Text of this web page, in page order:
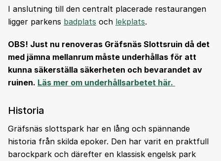
I anslutning till den centralt placerade restaurangen
ligger parkens badplats och lekplats.
OBS! Just nu renoveras Gräfsnäs Slottsruin då det
med jämna mellanrum måste underhållas för att
kunna säkerställa säkerheten och bevarandet av
ruinen. Läs mer om underhållsarbetet här.
Historia
Gräfsnäs slottspark har en lång och spännande
historia från skilda epoker. Den har varit en praktfull
barockpark och därefter en klassisk engelsk park